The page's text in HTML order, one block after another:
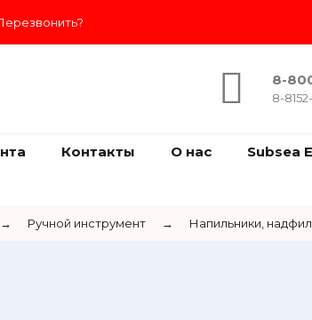
8-
8-
Контакты О нас Subsea
→ Ручной инструмент → Напильники,